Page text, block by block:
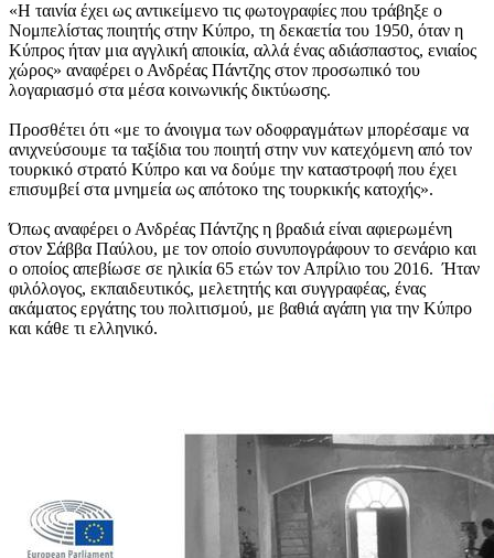
«Η ταινία έχει ως αντικείμενο τις φωτογραφίες που τράβηξε ο
Νομπελίστας ποιητής στην Κύπρο, τη δεκαετία του 1950, όταν η
Κύπρος ήταν μια αγγλική αποικία, αλλά ένας αδιάσπαστος, ενιαίος
χώρος» αναφέρει ο Ανδρέας Πάντζης στον προσωπικό του
λογαριασμό στα μέσα κοινωνικής δικτύωσης.
Προσθέτει ότι «με το άνοιγμα των οδοφραγμάτων μπορέσαμε να
ανιχνεύσουμε τα ταξίδια του ποιητή στην νυν κατεχόμενη από τον
τουρκικό στρατό Κύπρο και να δούμε την καταστροφή που έχει
επισυμβεί στα μνημεία ως απότοκο της τουρκικής κατοχής».
Όπως αναφέρει ο Ανδρέας Πάντζης η βραδιά είναι αφιερωμένη
στον Σάββα Παύλου, με τον οποίο συνυπογράφουν το σενάριο και
ο οποίος απεβίωσε σε ηλικία 65 ετών τον Απρίλιο του 2016. Ήταν
φιλόλογος, εκπαιδευτικός, μελετητής και συγγραφέας, ένας
ακάματος εργάτης του πολιτισμού, με βαθιά αγάπη για την Κύπρο
και κάθε τι ελληνικό.